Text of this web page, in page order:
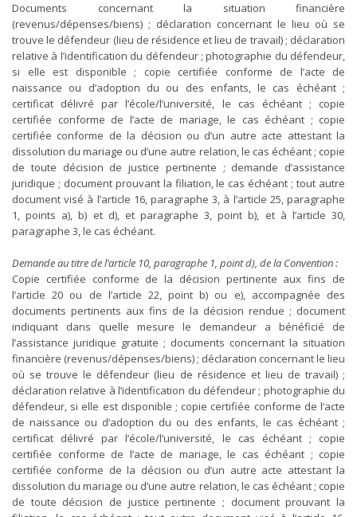
Documents concernant la situation financière
(revenus/dépenses/biens) ; déclaration concernant le lieu où se
trouve le défendeur (lieu de résidence et lieu de travail) ; déclaration
relative à l’identification du défendeur ; photographie du défendeur,
si elle est disponible ; copie certifiée conforme de l’acte de
naissance ou d’adoption du ou des enfants, le cas échéant ;
certificat délivré par l’école/l’université, le cas échéant ; copie
certifiée conforme de l’acte de mariage, le cas échéant ; copie
certifiée conforme de la décision ou d’un autre acte attestant la
dissolution du mariage ou d’une autre relation, le cas échéant ; copie
de toute décision de justice pertinente ; demande d’assistance
juridique ; document prouvant la filiation, le cas échéant ; tout autre
document visé à l’article 16, paragraphe 3, à l’article 25, paragraphe
1, points a), b) et d), et paragraphe 3, point b), et à l’article 30,
paragraphe 3, le cas échéant.
Demande au titre de l’article 10, paragraphe 1, point d), de la Convention :
Copie certifiée conforme de la décision pertinente aux fins de
l’article 20 ou de l’article 22, point b) ou e), accompagnée des
documents pertinents aux fins de la décision rendue ; document
indiquant dans quelle mesure le demandeur a bénéficié de
l’assistance juridique gratuite ; documents concernant la situation
financière (revenus/dépenses/biens) ; déclaration concernant le lieu
où se trouve le défendeur (lieu de résidence et lieu de travail) ;
déclaration relative à l’identification du défendeur ; photographie du
défendeur, si elle est disponible ; copie certifiée conforme de l’acte
de naissance ou d’adoption du ou des enfants, le cas échéant ;
certificat délivré par l’école/l’université, le cas échéant ; copie
certifiée conforme de l’acte de mariage, le cas échéant ; copie
certifiée conforme de la décision ou d’un autre acte attestant la
dissolution du mariage ou d’une autre relation, le cas échéant ; copie
de toute décision de justice pertinente ; document prouvant la